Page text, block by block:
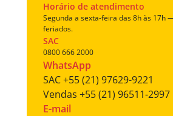
Horário de atendimento
Segunda a sexta-feira das 8h às 17h
feriados.
SAC
0800 666 2000
WhatsApp
SAC +55 (21) 97629-9221
Vendas +55 (21) 96511-2997
E-mail